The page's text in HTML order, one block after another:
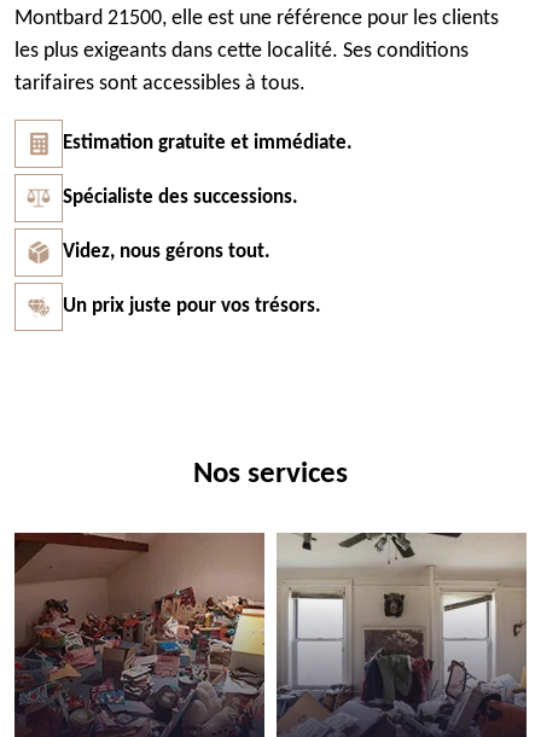
Montbard 21500, elle est une référence pour les clients
les plus exigeants dans cette localité. Ses conditions
tarifaires sont accessibles à tous.
Estimation gratuite et immédiate.
Spécialiste des successions.
Videz, nous gérons tout.
Un prix juste pour vos trésors.
Nos services